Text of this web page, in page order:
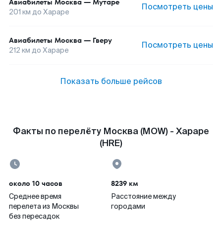
Авиабилеты Москва — Мутаре
201 км до Хараре Посмотреть цены
Авиабилеты Москва — Гверу
212 км до Хараре Посмотреть цены
Показать больше рейсов
Факты по перелёту Москва (MOW) - Хараре
(HRE)
около 10 часов
Среднее время
перелета из Москвы
без пересадок
8239 км
Расстояние между
городами